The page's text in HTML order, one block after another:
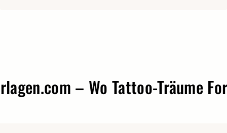
– Wo Tattoo-Träume Form